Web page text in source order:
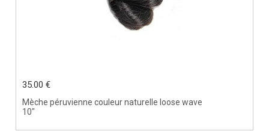
Mèche péruvienne couleur naturelle loose wave
10"
35.00 €